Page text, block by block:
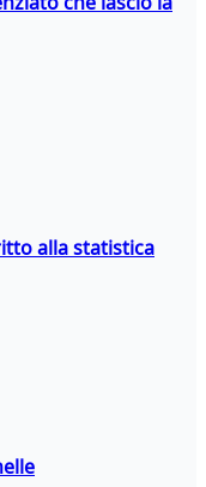
alla statistica